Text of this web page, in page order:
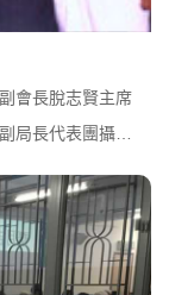
會長脫志賢主席
局長代表團攝於